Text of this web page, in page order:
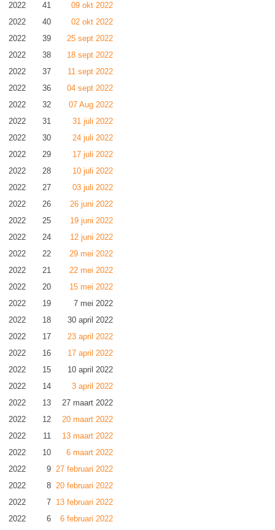
2022
41
09 okt 2022
2022
40
02 okt 2022
2022
39
25 sept 2022
2022
38
18 sept 2022
2022
37
11 sept 2022
2022
36
04 sept 2022
2022
32
07 Aug 2022
2022
31
31 juli 2022
2022
30
24 juli 2022
2022
29
17 juli 2022
2022
28
10 juli 2022
2022
27
03 juli 2022
2022
26
26 juni 2022
2022
25
19 juni 2022
2022
24
12 juni 2022
2022
22
29 mei 2022
2022
21
22 mei 2022
2022
20
15 mei 2022
2022
19
7 mei 2022
2022
18
30 april 2022
2022
17
23 april 2022
2022
16
17 april 2022
2022
15
10 april 2022
2022
14
3 april 2022
2022
13
27 maart 2022
2022
12
20 maart 2022
2022
11
13 maart 2022
2022
10
6 maart 2022
2022
9 27 februari 2022
2022
8 20 februari 2022
2022
7 13 februari 2022
2022
6
6 februari 2022